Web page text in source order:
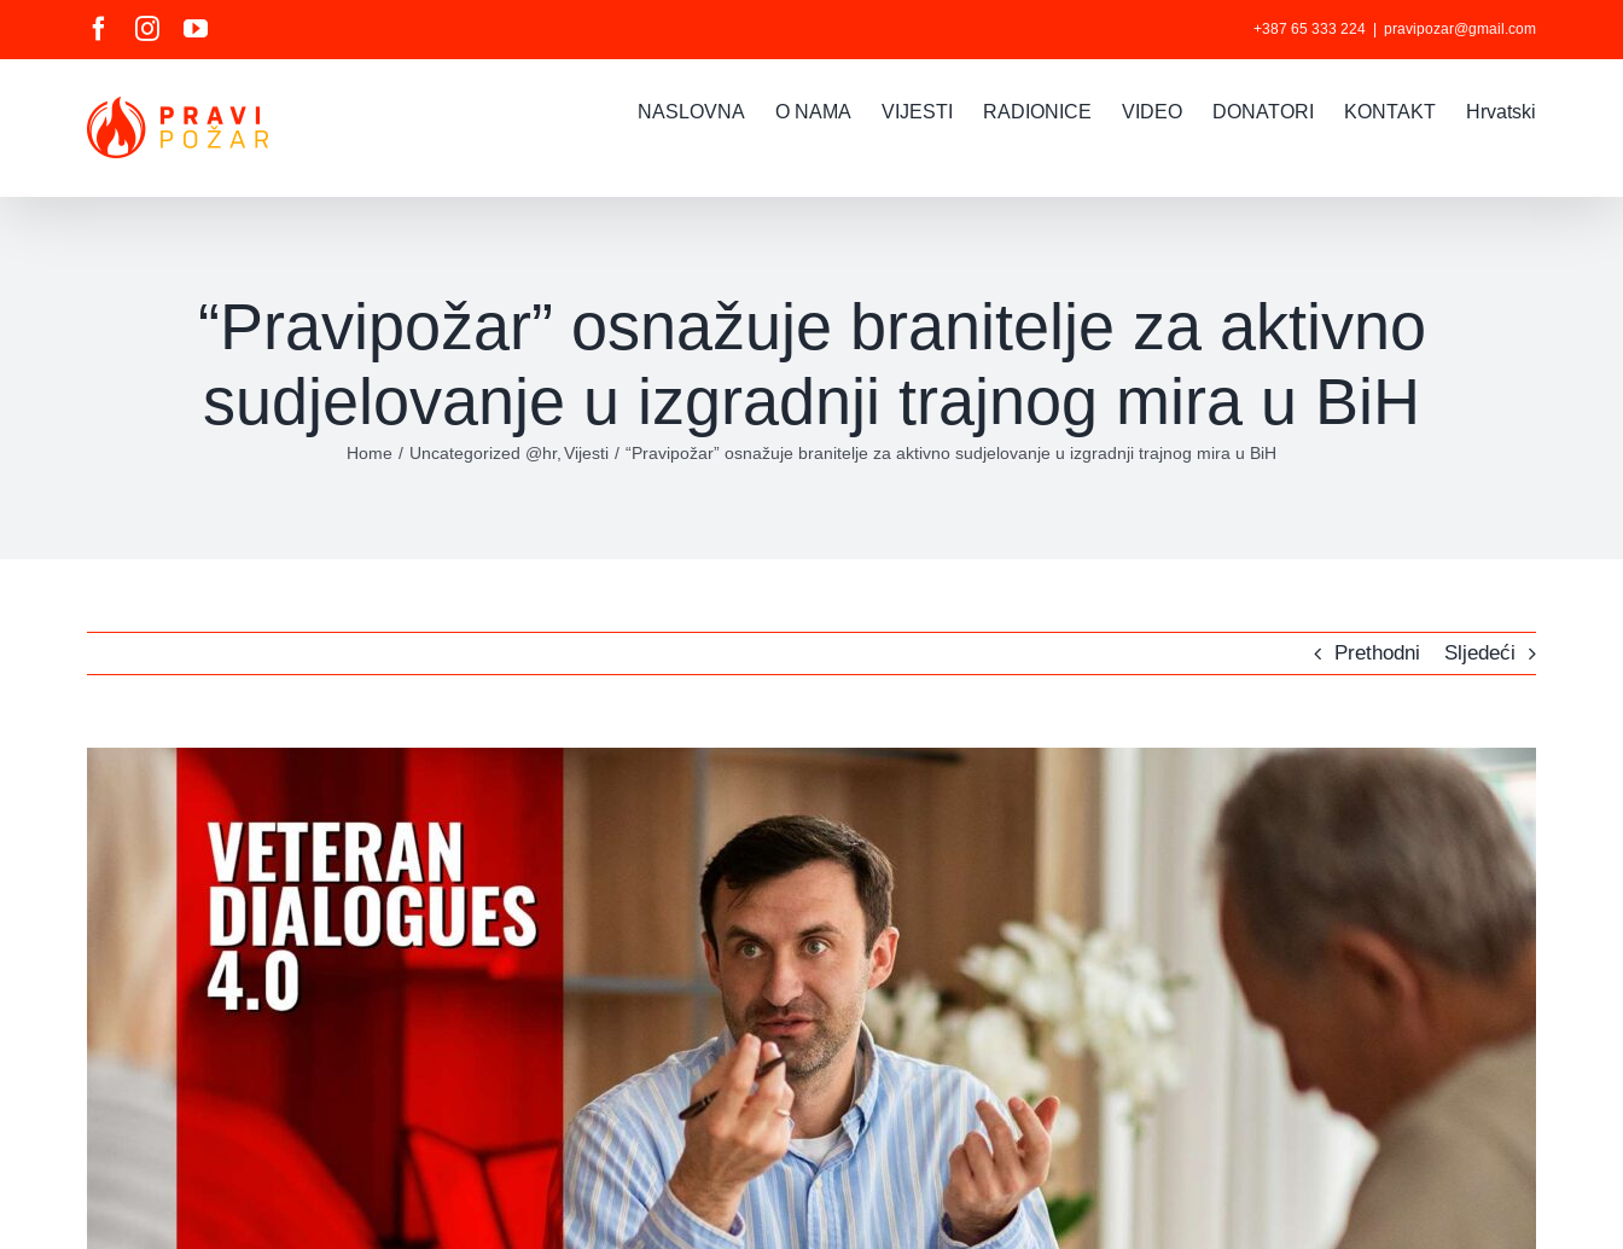
Facebook
InstagramYouTube +387 65 333 224 pravipozar@gmail.com
NASLOVNA O NAMA VIJESTI RADIONICE VIDEO DONATORI KONTAKT Hrvatski
“Pravipožar” osnažuje branitelje za aktivno
sudjelovanje u izgradnji trajnog mira u BiH
Home Uncategorized @hr Vijesti “Pravipožar” osnažuje branitelje za aktivno sudjelovanje u izgradnji trajnog mira u BiH
Prethodni Sljedeći